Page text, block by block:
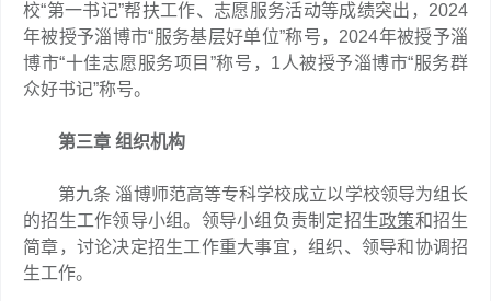
校“第一书记”帮扶工作、志愿服务活动等成绩突出，2024
年被授予淄博市“服务基层好单位”称号，2024年被授予淄
博市“十佳志愿服务项目”称号，1人被授予淄博市“服务群
众好书记”称号。
第三章 组织机构
第九条 淄博师范高等专科学校成立以学校领导为组长
的招生工作领导小组。领导小组负责制定招生政策和招生
简章，讨论决定招生工作重大事宜，组织、领导和协调招
生工作。